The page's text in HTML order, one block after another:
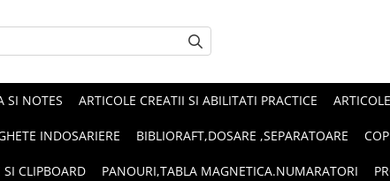
SI NOTES ARTICOLE CREATII SI ABILITATI PRACTICE
INDOSARIERE BIBLIORAFT,DOSARE ,SEPARATOARE
SI CLIPBOARD PANOURI,TABLA MAGNETICA.NUMARATORI